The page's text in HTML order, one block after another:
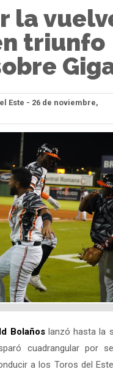
la
triunfo
Este - 26 de noviembre,
Bolañoslanzó hasta la
cuadrangular por
a los Toros del